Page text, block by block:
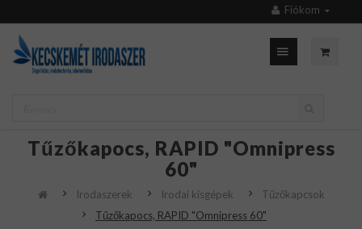
Fiókom
Tűzőkapocs, RAPID "Omnipress
60"
Irodaszerek Irodai kisgépek
Tűzőkapcsok
Tűzőkapocs, RAPID "Omnipress 60"